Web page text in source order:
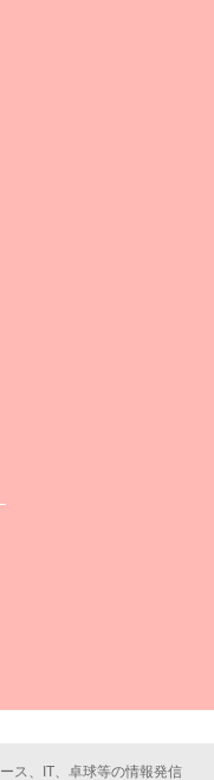
ス、IT、卓球等の情報発信